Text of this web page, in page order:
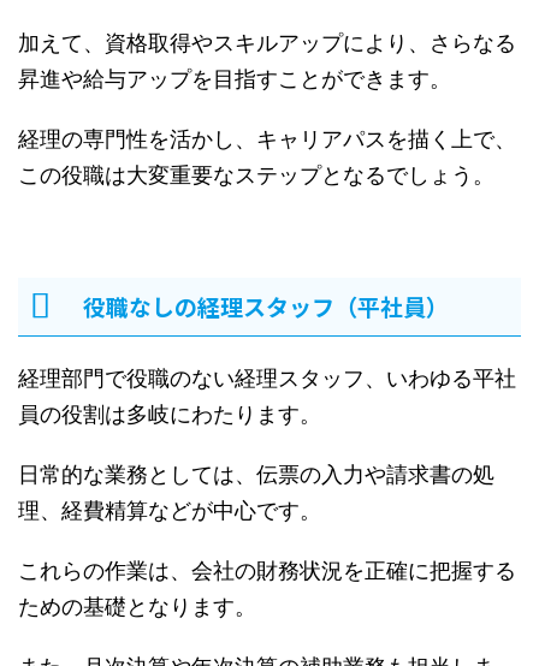
加えて、資格取得やスキルアップにより、さらなる
昇進や給与アップを目指すことができます。
経理の専門性を活かし、キャリアパスを描く上で、
この役職は大変重要なステップとなるでしょう。
役職なしの経理スタッフ（平社員）
経理部門で役職のない経理スタッフ、いわゆる平社
員の役割は多岐にわたります。
日常的な業務としては、伝票の入力や請求書の処
理、経費精算などが中心です。
これらの作業は、会社の財務状況を正確に把握する
ための基礎となります。